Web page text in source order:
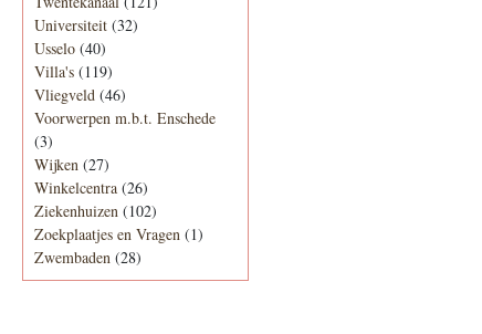
Universiteit (32)
Usselo (40)
Villa's (119)
Vliegveld (46)
Voorwerpen m.b.t. Enschede
(3)
Wijken (27)
Winkelcentra (26)
Ziekenhuizen (102)
Zoekplaatjes en Vragen (1)
Zwembaden (28)